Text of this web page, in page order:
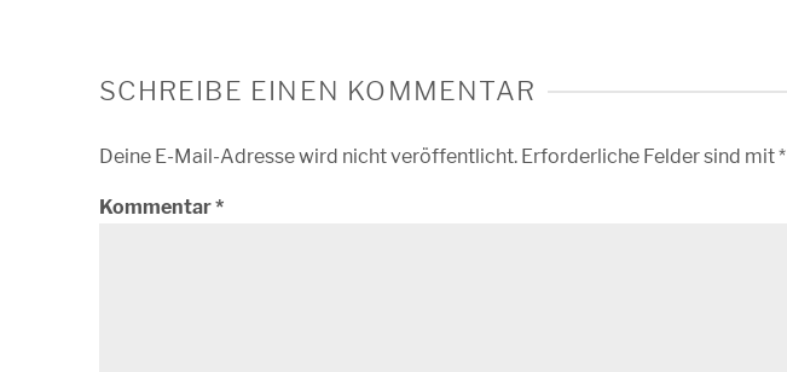
SCHREIBE EINEN KOMMENTAR
Deine E-Mail-Adresse wird nicht veröffentlicht. Erforderliche Felder sind mit*
Kommentar*